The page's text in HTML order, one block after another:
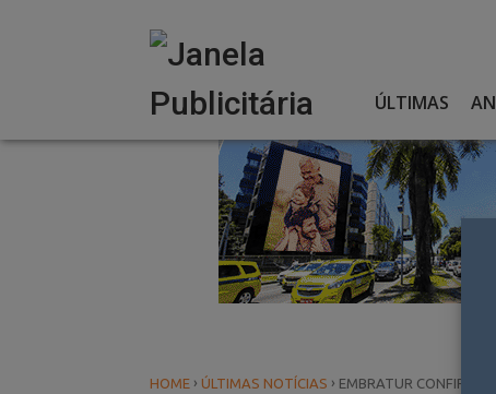
ÚLTIMAS
HOME › ÚLTIMAS NOTÍCIAS › EMBRATUR CONFIRMA